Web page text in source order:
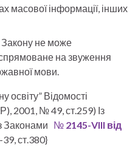
масової інформації, інших
не може
на звуження
мови.
освіту” Відомості
2001, № 49, ст.259) Із
Законами № 2145-VIII від
ст.380}